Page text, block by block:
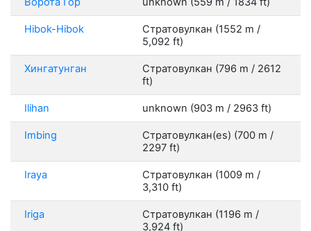
Hibok-Hibok
Стратовулкан (1552 m /
5,092 ft)
Хингатунган
Стратовулкан (796 m / 2612
ft)
Ilihan unknown (903 m / 2963 ft)
Imbing
Стратовулкан(es) (700 m /
2297 ft)
Iraya
Стратовулкан (1009 m /
3,310 ft)
Iriga
Стратовулкан (1196 m /
3,924 ft)